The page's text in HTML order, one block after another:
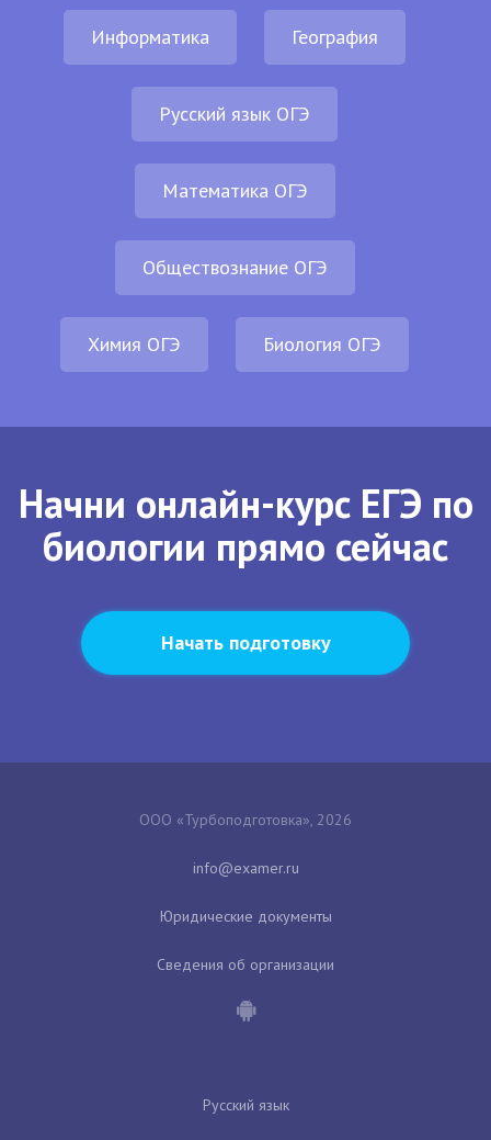
Информатика География
Русский язык ОГЭ
Математика ОГЭ
Обществознание ОГЭ
Химия ОГЭ Биология ОГЭ
Начни онлайн-курс ЕГЭ по
биологии прямо сейчас
Начать подготовку
ООО «Турбоподготовка», 2026
Юридические документы
Сведения об организации
Русский язык